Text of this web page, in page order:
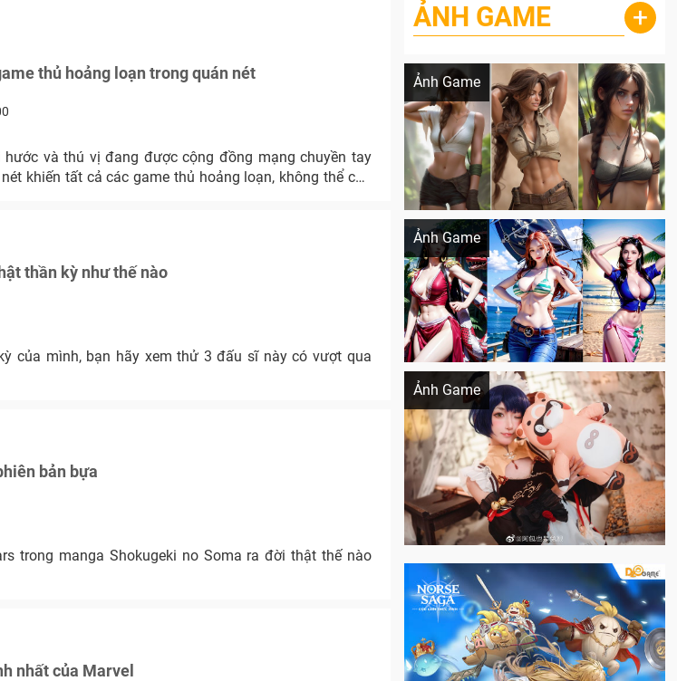
thủ hoảng loạn trong quán nét
và thú vị đang được cộng đồng mạng chuyền tay
khiến tất cả các game thủ hoảng loạn, không thể can
thần kỳ như thế nào
của mình, bạn hãy xem thử 3 đấu sĩ này có vượt qua
bản bựa
nhất của Marvel
ẢNH GAME +
Ảnh Game
Lala Croft vừa nóng vừa xinh dưới nét vẽ
Ảnh Game
Khi AI Cosplay gái đẹp One Piece
Ảnh Game
Cosplay Xiangling siêu cute